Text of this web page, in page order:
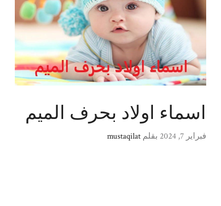
اسماء اولاد بحرف الميم
فبراير 7, 2024 بقلم mustaqilat